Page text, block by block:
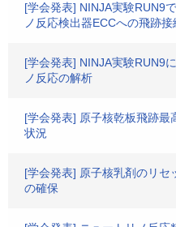
[学会発表] NINJA実験RUN9
ノ反応検出器ECCへの飛跡接
[学会発表] NINJA実験RUN9
ノ反応の解析
[学会発表] 原子核乾板飛跡最
状況
[学会発表] 原子核乳剤のリセ
の確保